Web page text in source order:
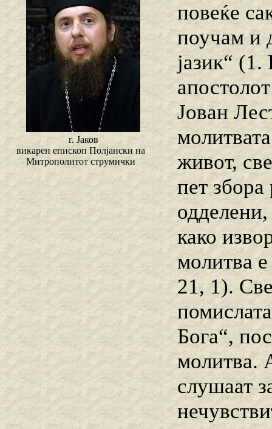
г. Јаков
викарен епископ Полјански на
Митрополитот струмички
повеќе
поучам и
јазик“
Јован
живот,
пет
како
молитва е
21, 1).
Бога“,
молитва.
слушаат